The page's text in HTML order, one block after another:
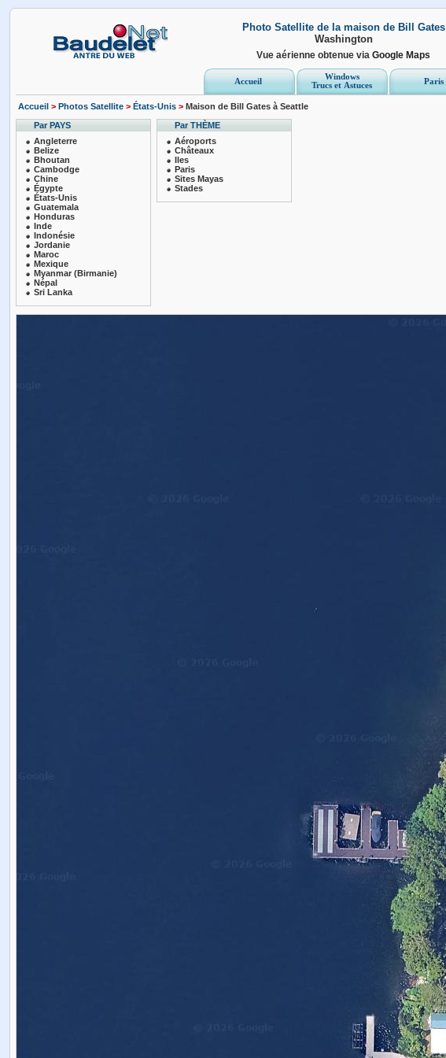
Photo Satellite de la maison de Bill Gates
Washington
Vue aérienne obtenue viaGoogle Maps
Accueil
Windows
Trucs et Astuces
Paris
Accueil > Photos Satellite > États-Unis > Maison de Bill Gates à Seattle
Par PAYS
Angleterre
Belize
Bhoutan
Cambodge
Chine
Égypte
États-Unis
Guatemala
Honduras
Inde
Indonésie
Jordanie
Maroc
Mexique
Myanmar (Birmanie)
Népal
Sri Lanka
Par THÈME
Aéroports
Châteaux
Iles
Paris
Sites Mayas
Stades